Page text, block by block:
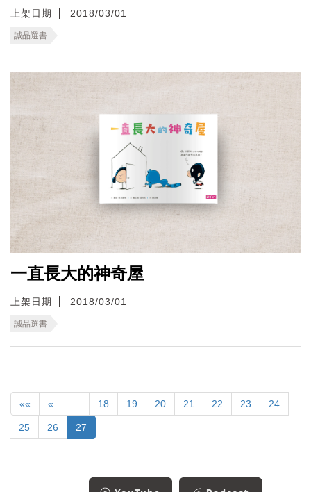
上架日期 2018/03/01
誠品選書
一直長大的神奇屋
上架日期 2018/03/01
誠品選書
«« « 18 19 20 21 22 23 24
25 26 27